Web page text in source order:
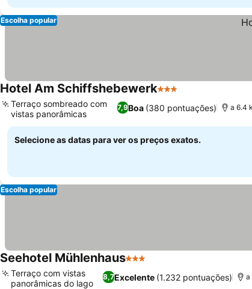
Escolha popular
Hotel Am Schiffshebewerk3 Estrelas
7,9Boa (380 pontuações)
Terraço sombreado com
vistas panorâmicas
a 6.4
Selecione as datas para ver os preços exatos.
Escolha popular
Seehotel Mühlenhaus3 Estrelas
8,7Excelente (1.232 pontuações)
Terraço com vistas
panorâmicas do lago
a